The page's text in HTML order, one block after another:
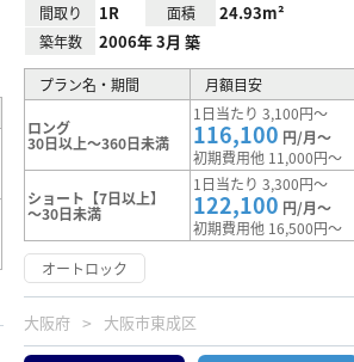
間取り 1R 面積 24.93m²
築年数 2006年 3月 築
プラン名・期間 月額目安
ロング
30日以上～360日未満
1日当たり 3,100円～
116,100 円/月～
初期費用他 11,000円～
ショート【7日以上】
～30日未満
1日当たり 3,300円～
122,100 円/月～
初期費用他 16,500円～
オートロック
大阪府 大阪市東成区